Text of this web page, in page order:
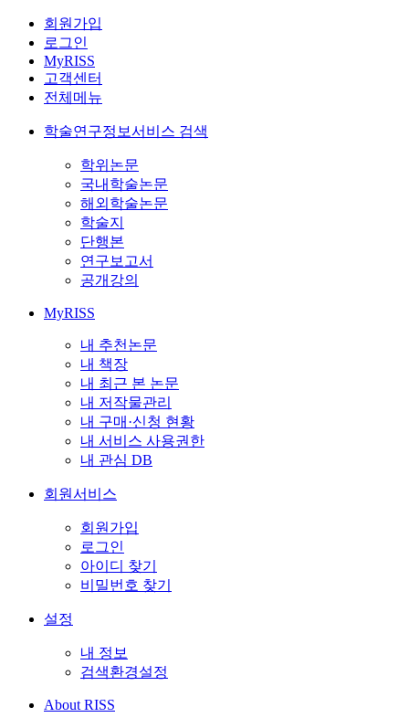
회원가입
로그인
MyRISS
고객센터
전체메뉴
학술연구정보서비스 검색
학위논문
국내학술논문
해외학술논문
학술지
단행본
연구보고서
공개강의
MyRISS
내 추천논문
내 책장
내 최근 본 논문
내 저작물관리
내 구매·신청 현황
내 서비스 사용권한
내 관심 DB
회원서비스
회원가입
로그인
아이디 찾기
비밀번호 찾기
설정
내 정보
검색환경설정
About RISS